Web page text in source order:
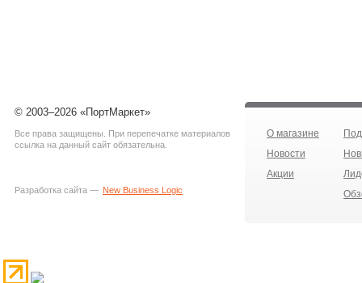
© 2003–2026 «ПортМаркет»
Все права защищены. При перепечатке материалов
ссылка на данный сайт обязательна.
Разработка сайта — New Business Logic
О магазине
Новости
Акции